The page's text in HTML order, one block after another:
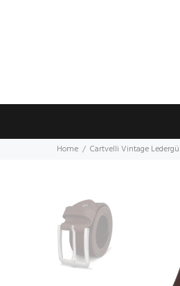
Home Cartvelli Vintage